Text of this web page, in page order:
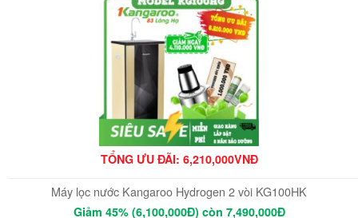
TỔNG ƯU ĐÃI: 6,210,000VNĐ
Máy lọc nước Kangaroo Hydrogen 2 vòi KG100HK
Giảm 45% (6,100,000Đ) còn 7,490,000Đ